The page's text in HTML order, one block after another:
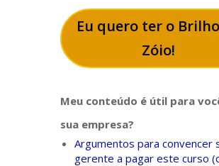
Eu quero ter o
Zóio!
Meu conteúdo é útil para
sua empresa?
Argumentos para convencer
gerente a pagar este curso